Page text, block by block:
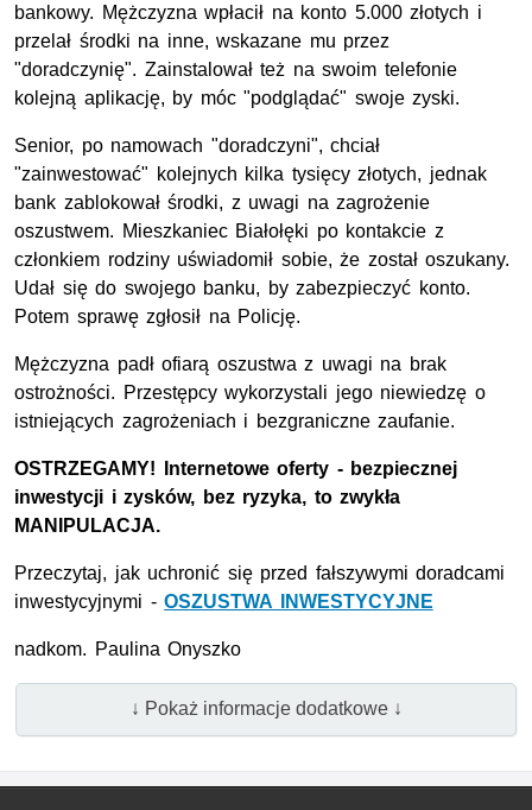
bankowy. Mężczyzna wpłacił na konto 5.000 złotych i
przelał środki na inne, wskazane mu przez
"doradczynię". Zainstalował też na swoim telefonie
kolejną aplikację, by móc "podglądać" swoje zyski.
Senior, po namowach "doradczyni", chciał
"zainwestować" kolejnych kilka tysięcy złotych, jednak
bank zablokował środki, z uwagi na zagrożenie
oszustwem. Mieszkaniec Białołęki po kontakcie z
członkiem rodziny uświadomił sobie, że został oszukany.
Udał się do swojego banku, by zabezpieczyć konto.
Potem sprawę zgłosił na Policję.
Mężczyzna padł ofiarą oszustwa z uwagi na brak
ostrożności. Przestępcy wykorzystali jego niewiedzę o
istniejących zagrożeniach i bezgraniczne zaufanie.
OSTRZEGAMY! Internetowe oferty - bezpiecznej
inwestycji i zysków, bez ryzyka, to zwykła
MANIPULACJA.
Przeczytaj, jak uchronić się przed fałszywymi doradcami
inwestycyjnymi -OSZUSTWA INWESTYCYJNE
nadkom. Paulina Onyszko
↓ Pokaż informacje dodatkowe ↓